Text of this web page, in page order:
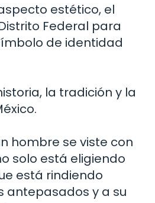
estético, el
Federal para
de identidad
la tradición y la
hombre se viste con
solo está eligiendo
está rindiendo
antepasados y a su